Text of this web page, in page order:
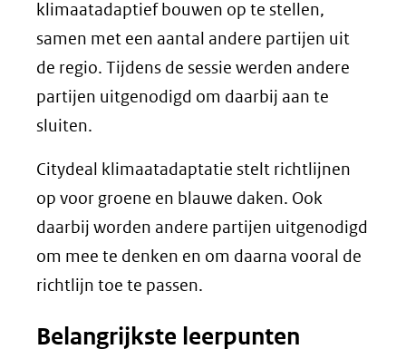
klimaatadaptief bouwen op te stellen,
samen met een aantal andere partijen uit
de regio. Tijdens de sessie werden andere
partijen uitgenodigd om daarbij aan te
sluiten.
Citydeal klimaatadaptatie stelt richtlijnen
op voor groene en blauwe daken. Ook
daarbij worden andere partijen uitgenodigd
om mee te denken en om daarna vooral de
richtlijn toe te passen.
Belangrijkste leerpunten